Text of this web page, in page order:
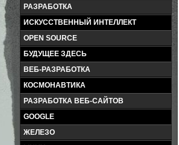
РАЗРАБОТКА
ИСКУССТВЕННЫЙ ИНТЕЛЛЕКТ
OPEN SOURCE
БУДУЩЕЕ ЗДЕСЬ
ВЕБ-РАЗРАБОТКА
КОСМОНАВТИКА
РАЗРАБОТКА ВЕБ-САЙТОВ
GOOGLE
ЖЕЛЕЗО